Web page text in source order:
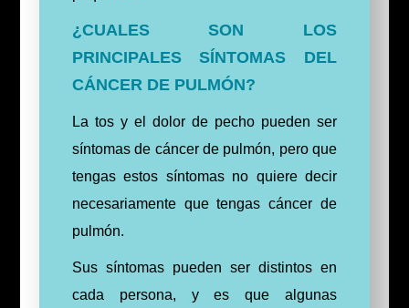
¿CUALES SON LOS
PRINCIPALES SÍNTOMAS DEL
CÁNCER DE PULMÓN?
La tos y el dolor de pecho pueden ser
síntomas de cáncer de pulmón, pero que
tengas estos síntomas no quiere decir
necesariamente que tengas cáncer de
pulmón.
Sus síntomas pueden ser distintos en
cada persona, y es que algunas